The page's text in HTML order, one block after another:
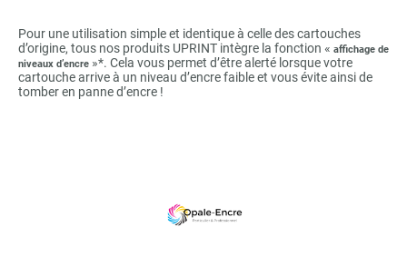
Pour une utilisation simple et identique à celle des cartouches
d’origine, tous nos produits UPRINT intègre la fonction « affichage de
niveaux d’encre »*. Cela vous permet d’être alerté lorsque votre
cartouche arrive à un niveau d’encre faible et vous évite ainsi de
tomber en panne d’encre !